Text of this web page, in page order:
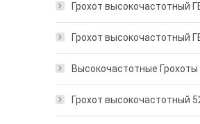
Грохот высокочастотный
Грохот высокочастотный
Высокочастотные Грохоты
Грохот высокочастотный